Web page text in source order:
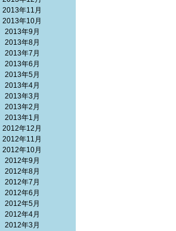
2013年11月
2013年10月
2013年9月
2013年8月
2013年7月
2013年6月
2013年5月
2013年4月
2013年3月
2013年2月
2013年1月
2012年12月
2012年11月
2012年10月
2012年9月
2012年8月
2012年7月
2012年6月
2012年5月
2012年4月
2012年3月